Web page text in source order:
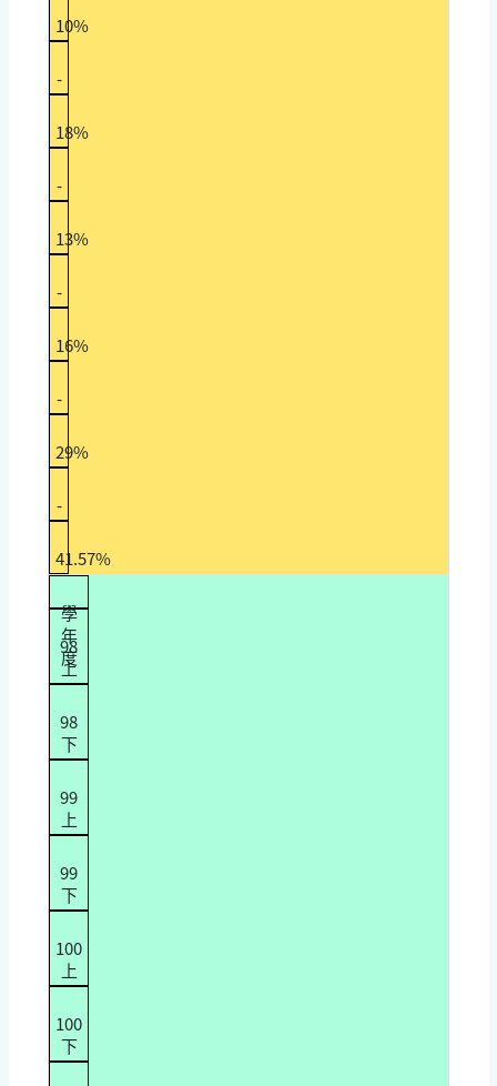
10%
-
18%
-
13%
-
16%
-
29%
-
41.57%
學
年
度
98
上
98
下
99
上
99
下
100
上
100
下